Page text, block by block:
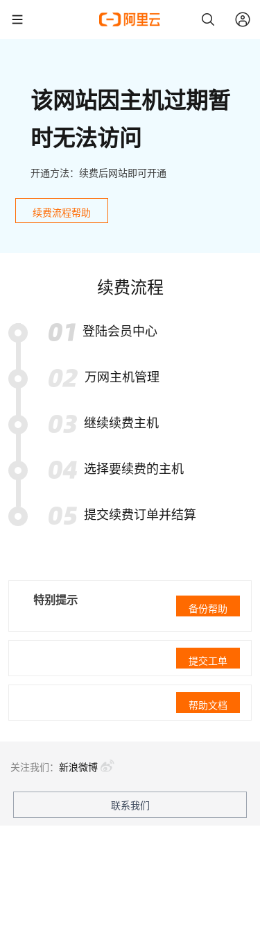
该网站因主机过期暂
时无法访问
开通方法：续费后网站即可开通
续费流程帮助
续费流程
登陆会员中心
万网主机管理
继续续费主机
选择要续费的主机
提交续费订单并结算
特别提示
备份帮助
提交工单
帮助文档